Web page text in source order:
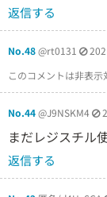
返信する
No.48@rt0131
このコメントは非表示
No.44@J9NSKM4
まだレジスチル
返信する